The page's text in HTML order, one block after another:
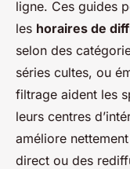
ligne. Ces guides
les horaires de
selon des
séries cultes, ou
filtrage aident les
leurs centres
améliore
direct ou des